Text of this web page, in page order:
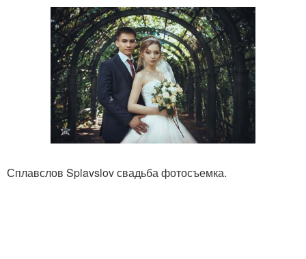
Сплавслов Splavslov свадьба фотосъемка.